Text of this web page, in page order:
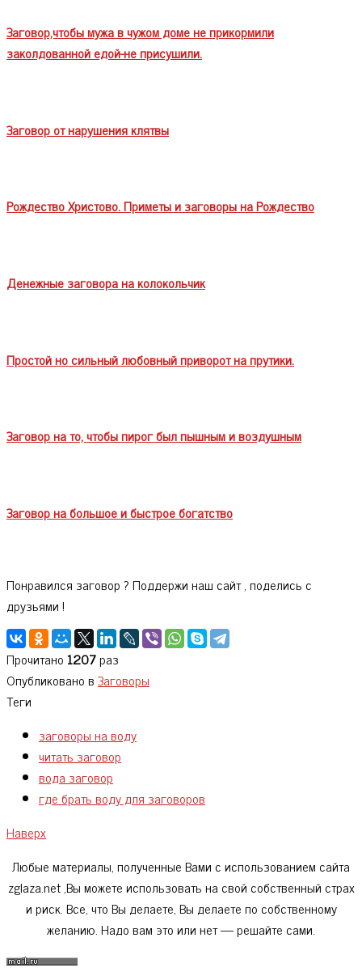
Заговор,чтобы мужа в чужом доме не прикормили
заколдованной едой-не присушили.
Заговор от нарушения клятвы
Рождество Христово. Приметы и заговоры на Рождество
Денежные заговора на колокольчик
Простой но сильный любовный приворот на прутики.
Заговор на то, чтобы пирог был пышным и воздушным
Заговор на большое и быстрое богатство
Понравился заговор ? Поддержи наш сайт , поделись с
друзьями !
Прочитано1207раз
Опубликовано вЗаговоры
Теги
заговоры на воду
читать заговор
вода заговор
где брать воду для заговоров
Наверх
Любые материалы, полученные Вами с использованием сайта
zglaza.net ,Вы можете использовать на свой собственный страх
и риск. Все, что Вы делаете, Вы делаете по собственному
желанию. Надо вам это или нет — решайте сами.